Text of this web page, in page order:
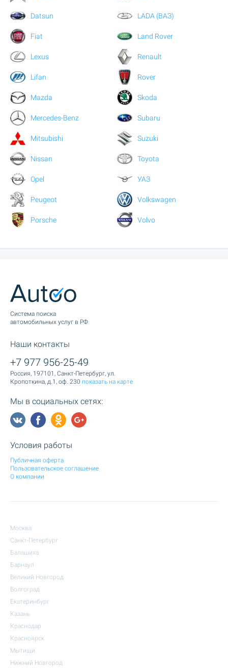
Datsun
Fiat
LADA (ВАЗ)
Land Rover
Lexus
Lifan
Mazda
Mercedes-Benz
Mitsubishi
Nissan
Opel
Peugeot
Porsche
Renault
Rover
Skoda
Subaru
Suzuki
Toyota
УАЗ
Volkswagen
Volvo
Cистема поиска
автомобильных услуг в РФ
Наши контакты
+7 977 956-25-49
Россия, 197101, Санкт-Петербург, ул.
Кропоткина, д.1, оф. 230 показать на карте
Мы в социальных сетях:
Условия работы
Публичная оферта
Пользовательское соглашение
О компании
Москва
Санкт-Петербург
Балашиха
Барнаул
Великий Новгород
Волгоград
Екатеринбург
Казань
Краснодар
Красноярск
Мытищи
Нижний Новгород